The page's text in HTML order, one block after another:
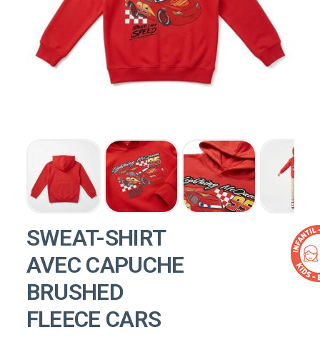
SWEAT-SHIRT
AVEC CAPUCHE
BRUSHED
FLEECE CARS